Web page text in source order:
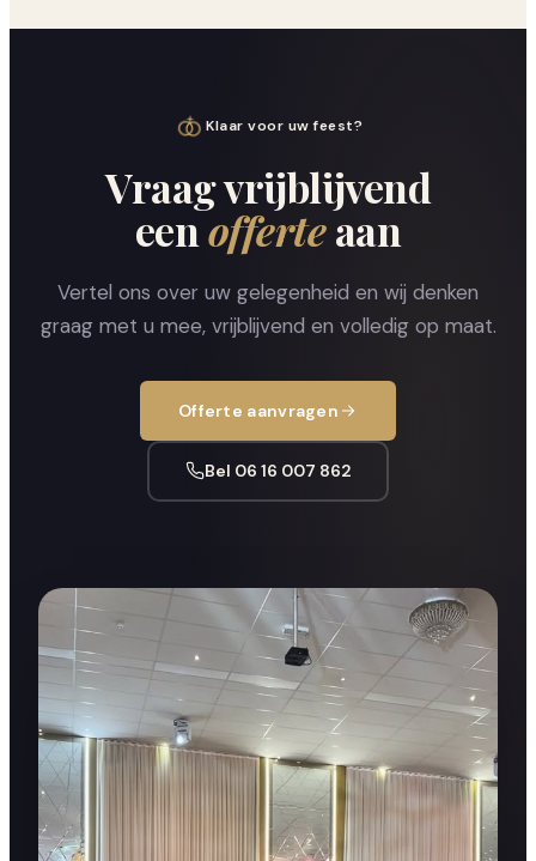
Klaar voor uw feest?
Vraag vrijblijvend
eenofferteaan
Vertel ons over uw gelegenheid en wij denken
graag met u mee, vrijblijvend en volledig op maat.
Offerte aanvragen
Bel 06 16 007 862